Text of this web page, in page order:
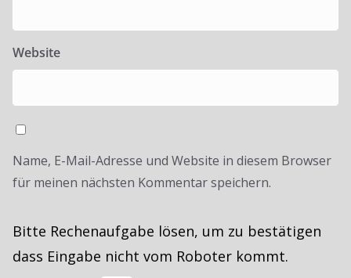
Website
Name, E-Mail-Adresse und Website in diesem Browser
für meinen nächsten Kommentar speichern.
Bitte Rechenaufgabe lösen, um zu bestätigen
dass Eingabe nicht vom Roboter kommt.